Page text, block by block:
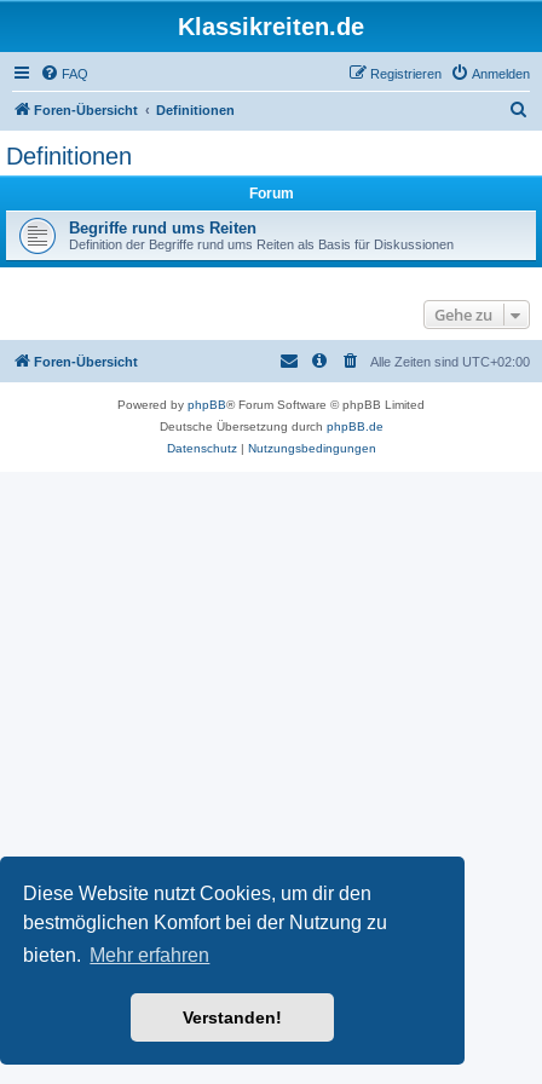
Diese Website nutzt Cookies, um dir den
bestmöglichen Komfort bei der Nutzung zu
bieten. Mehr erfahren
Verstanden!
Klassikreiten.de
FAQ Anmelden
Registrieren
Foren-Übersicht Definitionen
Definitionen
Forum
Begriffe rund ums Reiten
Definition der Begriffe rund ums Reiten als Basis für Diskussionen
Gehe zu
Foren-Übersicht Alle Zeiten sind UTC+02:00
Powered by phpBB® Forum Software © phpBB Limited
Deutsche Übersetzung durch phpBB.de
Datenschutz| Nutzungsbedingungen